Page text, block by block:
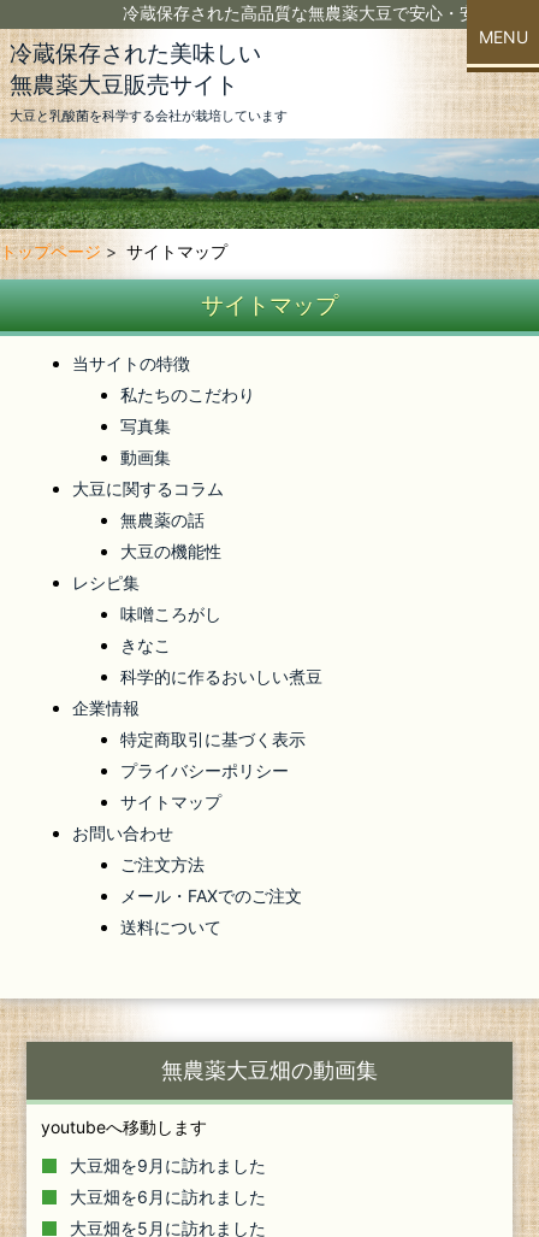
冷蔵保存された高品質な無農薬大豆で安心・安全な大豆
冷蔵保存された美味しい
無農薬大豆販売サイト
大豆と乳酸菌を科学する会社が栽培しています
MENU
大豆へのこだわり
大豆のご注文
動画集
トップページ サイトマップ
サイトマップ
当サイトの特徴
私たちのこだわり
写真集
動画集
大豆に関するコラム
無農薬の話
大豆の機能性
レシピ集
味噌ころがし
きなこ
科学的に作るおいしい煮豆
企業情報
特定商取引に基づく表示
プライバシーポリシー
サイトマップ
お問い合わせ
ご注文方法
メール・FAXでのご注文
送料について
無農薬大豆畑の動画集
youtubeへ移動します
大豆畑を9月に訪れました
大豆畑を6月に訪れました
大豆畑を5月に訪れました